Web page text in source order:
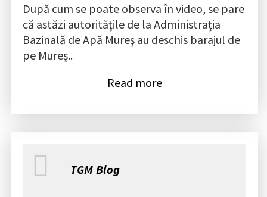
După cum se poate observa în video, se pare
că astăzi autoritățile de la Administraţia
Bazinală de Apă Mureş au deschis barajul de
pe Mureș..
Read more
TGM Blog